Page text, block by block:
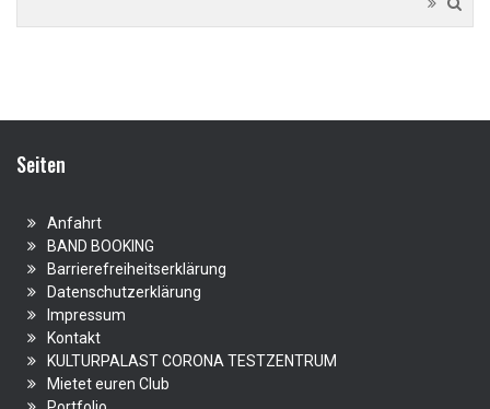
Seiten
Anfahrt
BAND BOOKING
Barrierefreiheitserklärung
Datenschutzerklärung
Impressum
Kontakt
KULTURPALAST CORONA TESTZENTRUM
Mietet euren Club